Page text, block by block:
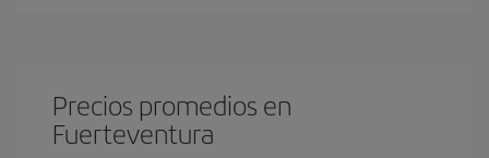
Precios promedios en
Fuerteventura